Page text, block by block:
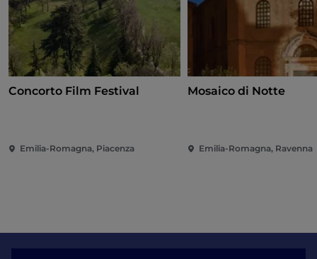
Concorto Film Festival
Emilia-Romagna, Piacenza
Mosaico di Notte
Emilia-Romagna, Ravenna